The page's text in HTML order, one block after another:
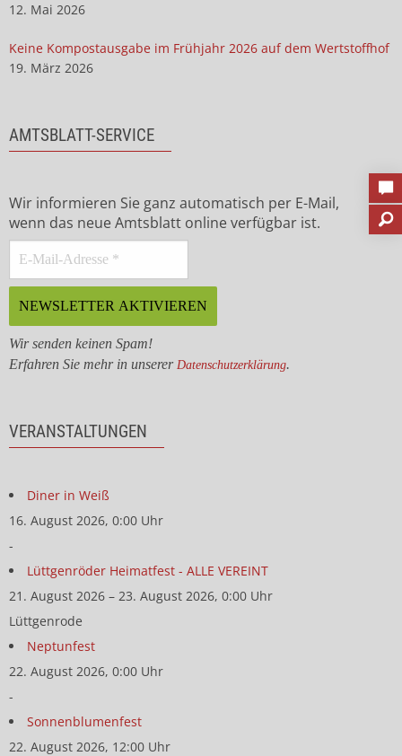
12. Mai 2026
Keine Kompostausgabe im Frühjahr 2026 auf dem Wertstoffhof
19. März 2026
AMTSBLATT-SERVICE
Wir informieren Sie ganz automatisch per E-Mail,
wenn das neue Amtsblatt online verfügbar ist.
Wir senden keinen Spam!
Erfahren Sie mehr in unserer Datenschutzerklärung.
VERANSTALTUNGEN
Diner in Weiß
16. August 2026, 0:00 Uhr
-
Lüttgenröder Heimatfest - ALLE VEREINT
21. August 2026 – 23. August 2026, 0:00 Uhr
Lüttgenrode
Neptunfest
22. August 2026, 0:00 Uhr
-
Sonnenblumenfest
22. August 2026, 12:00 Uhr